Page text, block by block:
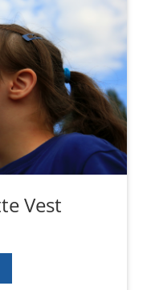
Vest